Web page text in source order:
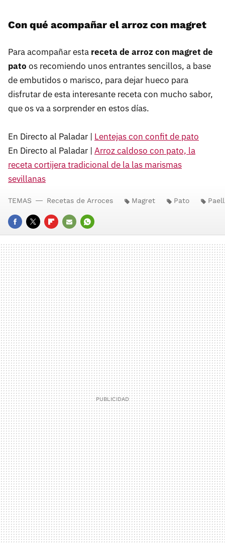
Con qué acompañar el arroz con magret
Para acompañar esta receta de arroz con magret de
pato os recomiendo unos entrantes sencillos, a base
de embutidos o marisco, para dejar hueco para
disfrutar de esta interesante receta con mucho sabor,
que os va a sorprender en estos días.
En Directo al Paladar | Lentejas con confit de pato
En Directo al Paladar | Arroz caldoso con pato, la
receta cortijera tradicional de la las marismas
sevillanas
FACEBOOK
TWITTERFLIPBOARD
E-
MAIL
WHATSAPP
TEMAS Recetas de Arroces Magret Pato